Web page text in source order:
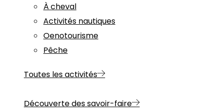
À cheval
Activités nautiques
Oenotourisme
Pêche
Toutes les activités
Découverte des savoir-faire